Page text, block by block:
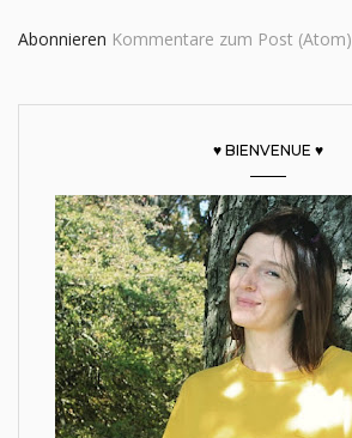
Abonnieren Kommentare zum Post (Atom)
♥ BIENVENUE ♥